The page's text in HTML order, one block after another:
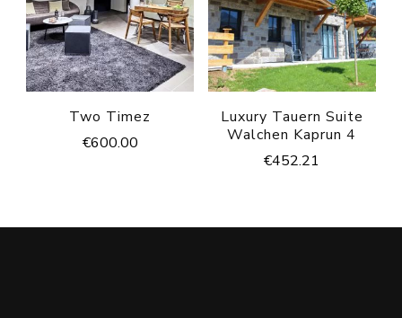
Two Timez
€600.00
Luxury Tauern Suite
Walchen Kaprun 4
€452.21